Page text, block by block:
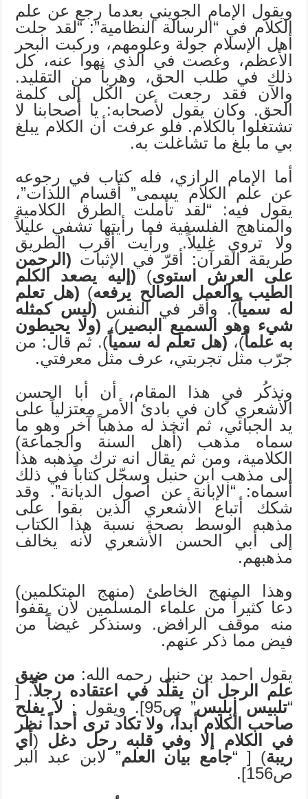
ويقول الإمام الجويني بعدما رجع عن علم
الكلام في “الرسالة النظامية”: “لقد جلت
أهل الإسلام جولة وعلومهم، وركبت البحر
الأعظم، وغصت في الذي نهوا عنه، كل
ذلك في طلب الحق، وهرباً من التقليد.
والآن فقد رجعت عن الكل إلى كلمة
الحق. وكان يقول لأصحابه: يا أصحابنا لا
تشتغلوا بالكلام. فلو عرفت أن الكلام يبلغ
بي ما بلغ ما تشاغلت به.
أما الإمام الرازي، فله كتاب في رجوعه
عن علم الكلام يسمى” أقسام اللذات”،
يقول فيه: “لقد تأملت الطرق الكلامية
والمناهج الفلسفية فما رأيتها تشفي عليلاً
ولا تروي غليلاً. ورأيت أقرب الطريق
طريقة القرآن: أقرّ في الإثبات (الرحمن
على العرش استوى)(إليه يصعد الكلم
الطيب والعمل الصالح يرفعه) (هل تعلم
له سمياً). وأقر في النفس (ليس كمثله
شيء وهو السميع البصير )، (ولا يحيطون
به علماً)،(هل تعلم له سمياً). ثم قال: من
جرّب مثل تجربتي، عرف مثل معرفتي.
ونذكُر في هذا المقام، أن أبا الحسن
الأشعري كان في بادئ الأمر معتزلياً على
يد الجبائي، ثم اتخذ له مذهباً آخر وهو ما
سماه مذهب (أهل السنة والجماعة)
الكلامية، ومن ثم يقال انه ترك مذهبه هذا
إلى مذهب ابن حنبل وسجّل كتاباً في ذلك
أسماه: “الإبانة عن أصول الديانة”. وقد
شكك أتباع الأشعري الذين بقوا على
مذهبه الوسط بصحة نسبة هذا الكتاب
إلى أبي الحسن الأشعري لأنه يخالف
مذهبهم.
وهذا المنهج الخاطئ (منهج المتكلمين)
دعا كثيراً من علماء المسلمين لأن يقفوا
منه موقف الرافض. وسنذكر غيضاً من
فيض مما ذكر عنهم.
يقول احمد بن حنبل رحمه الله: من ضيق
علم الرجل أن يقلّد في اعتقاده رجلاً. [
“تلبيس إبليس” ص95]. ويقول :
لا يفلح
صاحب الكلام أبداً، ولا تكاد ترى أحداً نظر
في الكلام إلا وفي قلبه رحل دغل (أي
ريبة) [ “جامع بيان العلم” لابن عبد البر
ص156].